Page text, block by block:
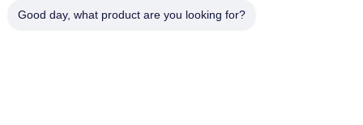
Good day, what product are you looking for?